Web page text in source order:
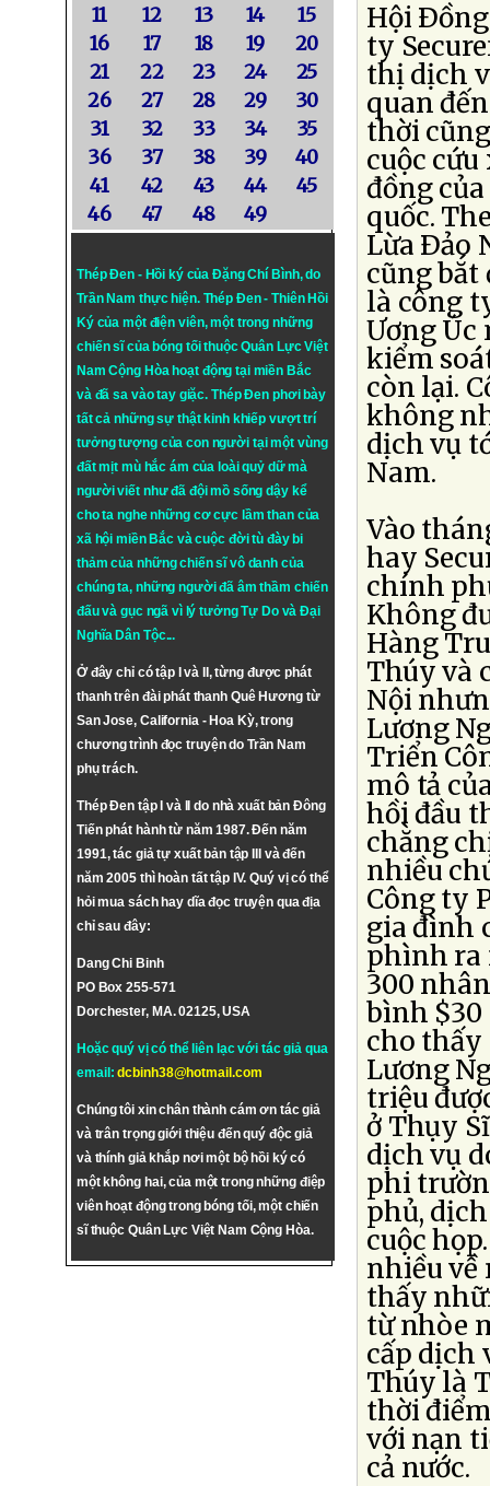
11
12 13 14
15
16
17 18 19
20
21
22 23 24
25
26
27 28 29
30
31
32 33 34
35
36
37 38 39
40
41
42 43 44
45
46
47 48 49
Thép Đen - Hồi ký của Đặng Chí Bình, do
Trần Nam thực hiện. Thép Đen- Thiên Hồi
Ký của một điện viên, một trong những
chiến sĩ của bóng tối thuộc Quân Lực Việt
Nam Cộng Hòa hoạt động tại miền Bắc
và đã sa vào tay giặc. Thép Đen phơi bày
tất cả những sự thật kinh khiếp vượt trí
tưởng tượng của con người tại một vùng
đất mịt mù hắc ám của loài quỷ dữ mà
người viết như đã đội mồ sống dậy kể
cho ta nghe những cơ cực lầm than của
xã hội miền Bắc và cuộc đời tù đày bi
thảm của những chiến sĩ vô danh của
chúng ta, những người đã âm thầm chiến
đấu và gục ngã vì lý tưởngTự DovàĐại
Nghĩa Dân Tộc...
Ở đây chỉ có tập I và II, từng được phát
thanh trên đài phát thanh Quê Hương từ
San Jose, California - Hoa Kỳ, trong
chương trình đọc truyện do Trần Nam
phụ trách.
Thép Đen tập I và II do nhà xuất bản Đông
Tiến phát hành từ năm 1987. Đến năm
1991, tác giả tự xuất bản tập III và đến
năm 2005 thì hoàn tất tập IV. Quý vị có thể
hỏi mua sách hay dĩa đọc truyện qua địa
chỉ sau đây:
Dang Chi Binh
PO Box 255-571
Dorchester, MA. 02125, USA
Hoặc quý vị có thể liên lạc với tác giả qua
email:dcbinh38@hotmail.com
Chúng tôi xin chân thành cám ơn tác giả
và trân trọng giới thiệu đến quý độc giả
và thính giả khắp nơi một bộ hồi ký có
một không hai, của một trong những điệp
viên hoạt động trong bóng tối, một chiến
sĩ thuộc Quân Lực Việt Nam Cộng Hòa.
Hội
ty
thị dịch
quan
thời
cuộc
đồng
quốc.
Lừa Ðảo
cũng bắt
là công
Ương Úc
kiểm
còn lại.
không
dịch vụ
Nam.
Vào
hay
chính
Không
Hàng
Thúy và
Nội
Lương
Triển
mô tả
hồi đầu
chằng
nhiều
Công ty
gia đình
phình ra
300
bình $30
cho thấy
Lương
triệu
ở Thụy
dịch vụ
phi
phủ,
cuộc
nhiều
thấy
từ nhòe
cấp dịch
Thúy là
thời
với nạn
cả nước.